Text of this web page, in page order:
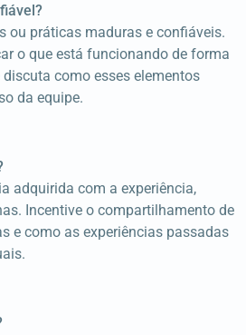
ou práticas maduras e confiáveis.
o que está funcionando de forma
como esses elementos
da equipe.
adquirida com a experiência,
Incentive o compartilhamento de
e como as experiências passadas